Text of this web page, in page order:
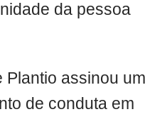
da pessoa
Plantio assinou um
de conduta em